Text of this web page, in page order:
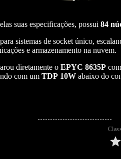
suas especificações, possui 84
sistemas de socket único,
e armazenamento na nuvem.
diretamente o EPYC 8635P
com um TDP 10W abaixo do